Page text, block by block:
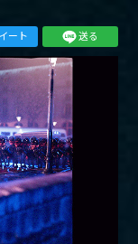
ート 送る